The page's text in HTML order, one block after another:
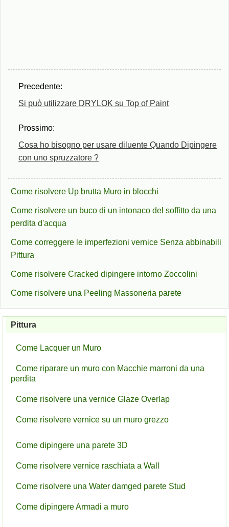
Precedente:
Si può utilizzare DRYLOK su Top of Paint
Prossimo:
Cosa ho bisogno per usare diluente Quando Dipingere
con uno spruzzatore ?
Come risolvere Up brutta Muro in blocchi
Come risolvere un buco di un intonaco del soffitto da una
perdita d'acqua
Come correggere le imperfezioni vernice Senza abbinabili
Pittura
Come risolvere Cracked dipingere intorno Zoccolini
Come risolvere una Peeling Massoneria parete
Pittura
Come Lacquer un Muro
Come riparare un muro con Macchie marroni da una
perdita
Come risolvere una vernice Glaze Overlap
Come risolvere vernice su un muro grezzo
Come dipingere una parete 3D
Come risolvere vernice raschiata a Wall
Come risolvere una Water damged parete Stud
Come dipingere Armadi a muro